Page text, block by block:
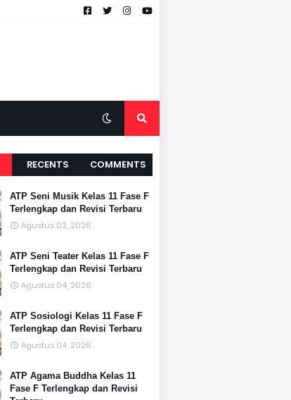
RECENTS COMMENTS
ATP Seni Musik Kelas 11 Fase F
Terlengkap dan Revisi Terbaru
Agustus 03, 2026
ATP Seni Teater Kelas 11 Fase F
Terlengkap dan Revisi Terbaru
Agustus 04, 2026
ATP Sosiologi Kelas 11 Fase F
Terlengkap dan Revisi Terbaru
Agustus 04, 2026
ATP Agama Buddha Kelas 11
Fase F Terlengkap dan Revisi